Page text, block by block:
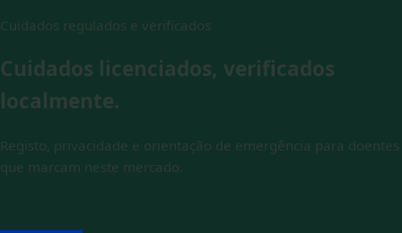
Cuidados regulados e verificados
Cuidados licenciados, verificados
localmente.
Registo, privacidade e orientação de emergência para doentes
que marcam neste mercado.